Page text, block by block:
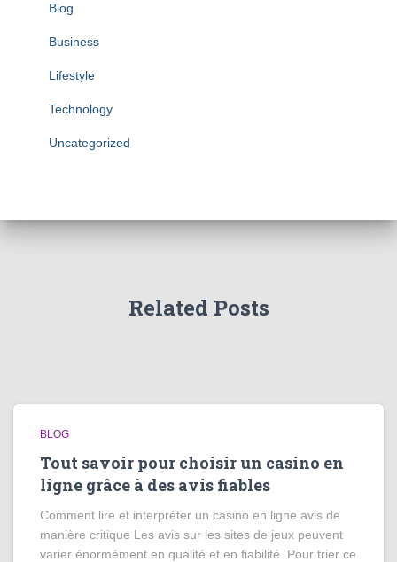
Blog
Business
Lifestyle
Technology
Uncategorized
Related Posts
BLOG
Tout savoir pour choisir un casino en
ligne grâce à des avis fiables
Comment lire et interpréter un casino en ligne avis de
manière critique Les avis sur les sites de jeux peuvent
varier énormément en qualité et en fiabilité. Pour trier ce